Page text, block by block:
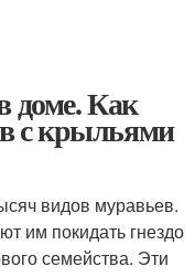
доме. Как
с крыльями
видов муравьев.
им покидать гнездо
семейства. Эти